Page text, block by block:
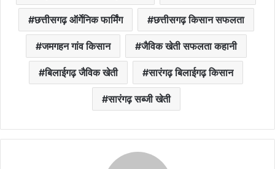
छत्तीसगढ़ ऑर्गेनिक फार्मिंग छत्तीसगढ़ किसान सफलता
जमगहन गांव किसान जैविक खेती सफलता कहानी
बिलाईगढ़ जैविक खेती सारंगढ़ बिलाईगढ़ किसान
सारंगढ़ सब्जी खेती